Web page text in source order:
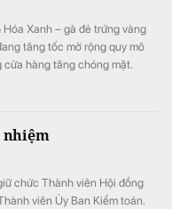
Xanh – gà đẻ trứng vàng
tăng tốc mở rộng quy mô
cửa hàng tăng chóng mặt.
nhiệm
chức Thành viên Hội đồng
viên Ủy Ban Kiểm toán.